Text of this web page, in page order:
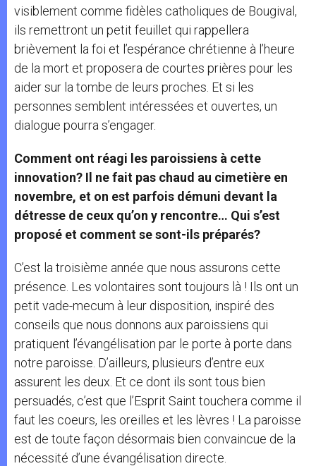
visiblement comme fidèles catholiques de Bougival,
ils remettront un petit feuillet qui rappellera
brièvement la foi et l’espérance chrétienne à l’heure
de la mort et proposera de courtes prières pour les
aider sur la tombe de leurs proches. Et si les
personnes semblent intéressées et ouvertes, un
dialogue pourra s’engager.
Comment ont réagi les paroissiens à cette
innovation? Il ne fait pas chaud au cimetière en
novembre, et on est parfois démuni devant la
détresse de ceux qu’on y rencontre… Qui s’est
proposé et comment se sont-ils préparés?
C’est la troisième année que nous assurons cette
présence. Les volontaires sont toujours là ! Ils ont un
petit vade-mecum à leur disposition, inspiré des
conseils que nous donnons aux paroissiens qui
pratiquent l’évangélisation par le porte à porte dans
notre paroisse. D’ailleurs, plusieurs d’entre eux
assurent les deux. Et ce dont ils sont tous bien
persuadés, c’est que l’Esprit Saint touchera comme il
faut les coeurs, les oreilles et les lèvres ! La paroisse
est de toute façon désormais bien convaincue de la
nécessité d’une évangélisation directe.